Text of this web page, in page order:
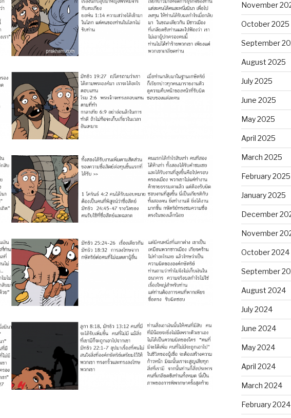
November
October 2025
September
August 2025
July 2025
June 2025
May 2025
April 2025
March 2025
February 2025
January 2025
December
November
October 2024
September
August 2024
July 2024
June 2024
May 2024
April 2024
March 2024
February 2024